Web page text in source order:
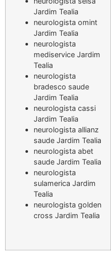
Jardim Tealia
neurologista omint
Jardim Tealia
neurologista
mediservice Jardim
Tealia
neurologista
bradesco saude
Jardim Tealia
neurologista cassi
Jardim Tealia
neurologista allianz
saude Jardim Tealia
neurologista abet
saude Jardim Tealia
neurologista
sulamerica Jardim
Tealia
neurologista golden
cross Jardim Tealia